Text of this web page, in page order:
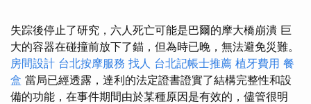
失踪後停止了研究，六人死亡可能是巴爾的摩大橋崩潰 巨
大的容器在碰撞前放下了錨，但為時已晚，無法避免災難。
房間設計 台北按摩服務 找人 台北記帳士推薦 植牙費用 餐
盒 當局已經透露，達利的法定證書證實了結構完整性和設
備的功能，在事件期間由於某種原因是有效的，儘管很明